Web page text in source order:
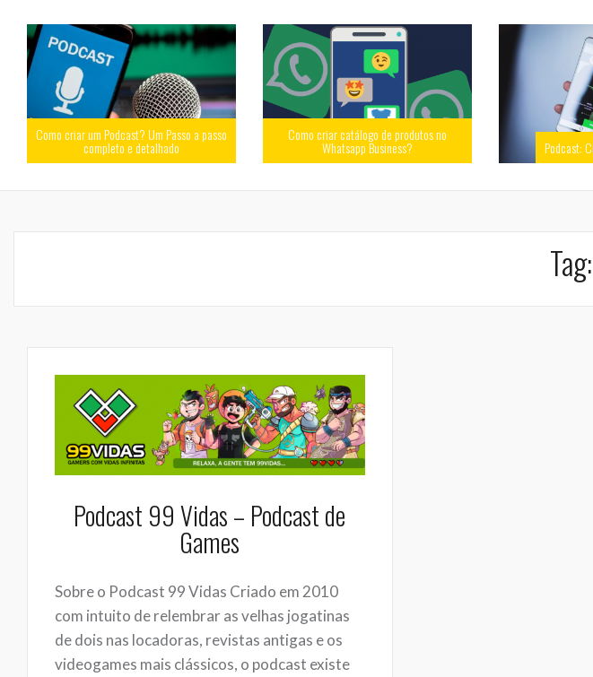
Como criar um Podcast? Um Passo a passo
completo e detalhado
Como criar catálogo de produtos no
Whatsapp Business? Podcast:
Tag:
Podcast 99 Vidas – Podcast de
Games
Sobre o Podcast 99 Vidas Criado em 2010
com intuito de relembrar as velhas jogatinas
de dois nas locadoras, revistas antigas e os
videogames mais clássicos, o podcast existe